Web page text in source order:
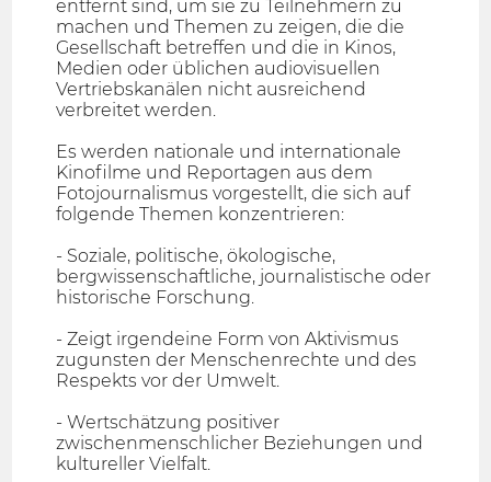
entfernt sind, um sie zu Teilnehmern zu
machen und Themen zu zeigen, die die
Gesellschaft betreffen und die in Kinos,
Medien oder üblichen audiovisuellen
Vertriebskanälen nicht ausreichend
verbreitet werden.
Es werden nationale und internationale
Kinofilme und Reportagen aus dem
Fotojournalismus vorgestellt, die sich auf
folgende Themen konzentrieren:
- Soziale, politische, ökologische,
bergwissenschaftliche, journalistische oder
historische Forschung.
- Zeigt irgendeine Form von Aktivismus
zugunsten der Menschenrechte und des
Respekts vor der Umwelt.
- Wertschätzung positiver
zwischenmenschlicher Beziehungen und
kultureller Vielfalt.